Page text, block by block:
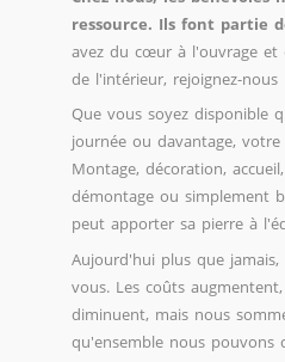
ressource. Ils font partie
avez du cœur à l'ouvrage et
de l'intérieur, rejoignez-nous
Que vous soyez disponible
journée ou davantage, votre
Montage, décoration,
démontage ou simplement
peut apporter sa pierre à
Aujourd'hui plus que
vous. Les coûts
diminuent, mais nous
qu'ensemble nous pouvons